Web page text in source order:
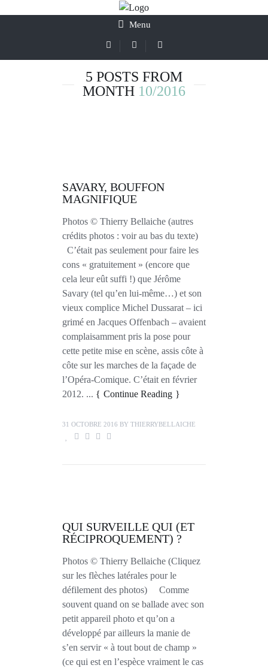
Menu
5 POSTS FROM
MONTH 10/2016
SAVARY, BOUFFON
MAGNIFIQUE
Photos © Thierry Bellaiche (autres
crédits photos : voir au bas du texte)
C’était pas seulement pour faire les
cons « gratuitement » (encore que
cela leur eût suffi !) que Jérôme
Savary (tel qu’en lui-même…) et son
vieux complice Michel Dussarat – ici
grimé en Jacques Offenbach – avaient
complaisamment pris la pose pour
cette petite mise en scène, assis côte à
côte sur les marches de la façade de
l’Opéra-Comique. C’était en février
2012. ...
Continue Reading
31 OCTOBRE 2016 BY THIERRYBELLAICHE
QUI SURVEILLE QUI (ET
RÉCIPROQUEMENT) ?
Photos © Thierry Bellaiche (Cliquez
sur les flèches latérales pour le
défilement des photos) Comme
souvent quand on se ballade avec son
petit appareil photo et qu’on a
développé par ailleurs la manie de
s’en servir « à tout bout de champ »
(ce qui est en l’espèce vraiment le cas